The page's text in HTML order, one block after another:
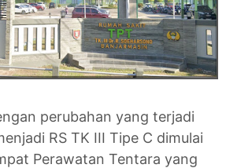
perubahan yang terjadi
RS TK III Tipe C dimulai
Perawatan Tentara yang